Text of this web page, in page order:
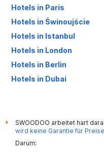
Hotels in Paris
Hotels in Świnoujście
Hotels in Istanbul
Hotels in London
Hotels in Berlin
Hotels in Dubai
*
SWOODOO arbeitet hart
wird keine Garantie für
Darum: